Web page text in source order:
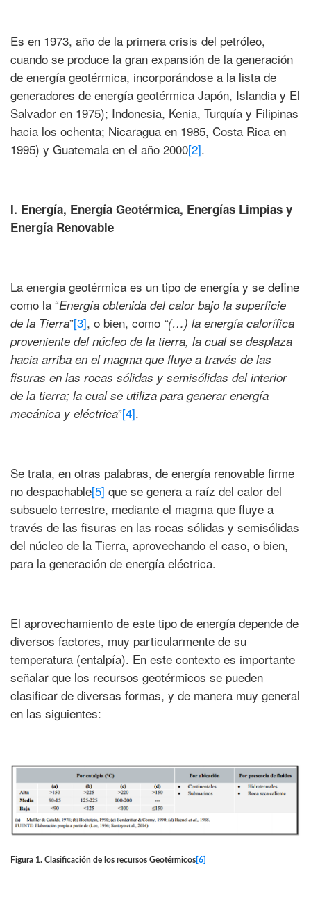
Es en 1973, año de la primera crisis del petróleo,
cuando se produce la gran expansión de la generación
de energía geotérmica, incorporándose a la lista de
generadores de energía geotérmica Japón, Islandia y El
Salvador en 1975); Indonesia, Kenia, Turquía y Filipinas
hacia los ochenta; Nicaragua en 1985, Costa Rica en
1995) y Guatemala en el año 2000[2].
I. Energía, Energía Geotérmica, Energías Limpias y
Energía Renovable
La energía geotérmica es un tipo de energía y se define
como la “Energía obtenida del calor bajo la superficie
de la Tierra”[3], o bien, como “(…) la energía calorífica
proveniente del núcleo de la tierra, la cual se desplaza
hacia arriba en el magma que fluye a través de las
fisuras en las rocas sólidas y semisólidas del interior
de la tierra; la cual se utiliza para generar energía
mecánica y eléctrica”[4].
Se trata, en otras palabras, de energía renovable firme
no despachable[5] que se genera a raíz del calor del
subsuelo terrestre, mediante el magma que fluye a
través de las fisuras en las rocas sólidas y semisólidas
del núcleo de la Tierra, aprovechando el caso, o bien,
para la generación de energía eléctrica.
El aprovechamiento de este tipo de energía depende de
diversos factores, muy particularmente de su
temperatura (entalpía). En este contexto es importante
señalar que los recursos geotérmicos se pueden
clasificar de diversas formas, y de manera muy general
en las siguientes:
Figura 1. Clasificación de los recursos Geotérmicos[6]